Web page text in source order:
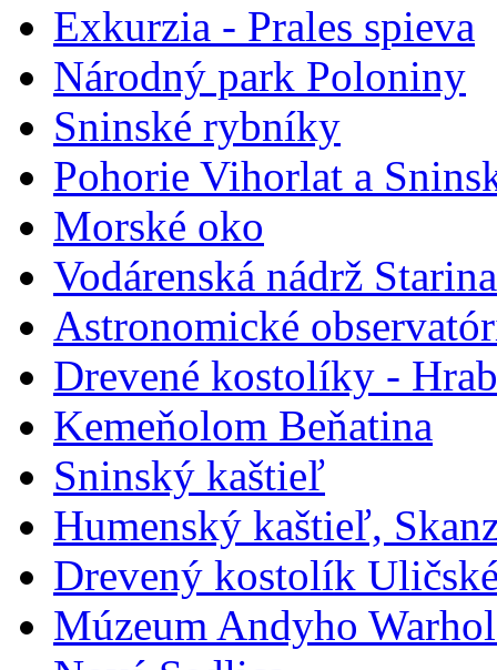
Exkurzia - Prales spieva
Národný park Poloniny
Sninské rybníky
Pohorie Vihorlat a
Morské oko
Vodárenská nádrž Starina
Astronomické
Drevené kostolíky -
Kemeňolom Beňatina
Sninský kaštieľ
Humenský kaštieľ,
Drevený kostolík
Múzeum Andyho